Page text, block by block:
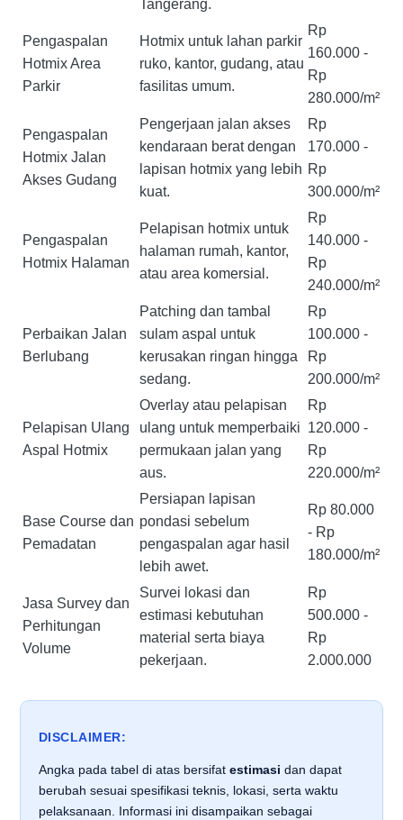
Tangerang.
Pengaspalan
Hotmix Area
Parkir
Hotmix untuk lahan parkir
ruko, kantor, gudang, atau
fasilitas umum.
Rp
160.000 -
Rp
280.000/m²
Pengaspalan
Hotmix Jalan
Akses Gudang
Pengerjaan jalan akses
kendaraan berat dengan
lapisan hotmix yang lebih
kuat.
Rp
170.000 -
Rp
300.000/m²
Pengaspalan
Hotmix Halaman
Pelapisan hotmix untuk
halaman rumah, kantor,
atau area komersial.
Rp
140.000 -
Rp
240.000/m²
Perbaikan Jalan
Berlubang
Patching dan tambal
sulam aspal untuk
kerusakan ringan hingga
sedang.
Rp
100.000 -
Rp
200.000/m²
Pelapisan Ulang
Aspal Hotmix
Overlay atau pelapisan
ulang untuk memperbaiki
permukaan jalan yang
aus.
Rp
120.000 -
Rp
220.000/m²
Base Course dan
Pemadatan
Persiapan lapisan
pondasi sebelum
pengaspalan agar hasil
lebih awet.
Rp 80.000
- Rp
180.000/m²
Jasa Survey dan
Perhitungan
Volume
Survei lokasi dan
estimasi kebutuhan
material serta biaya
pekerjaan.
Rp
500.000 -
Rp
2.000.000
DISCLAIMER:
Angka pada tabel di atas bersifat estimasi dan dapat
berubah sesuai spesifikasi teknis, lokasi, serta waktu
pelaksanaan. Informasi ini disampaikan sebagai